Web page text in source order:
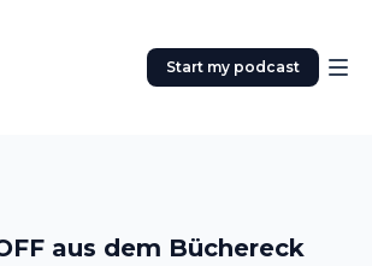
Start my podcast
aus dem Büchereck